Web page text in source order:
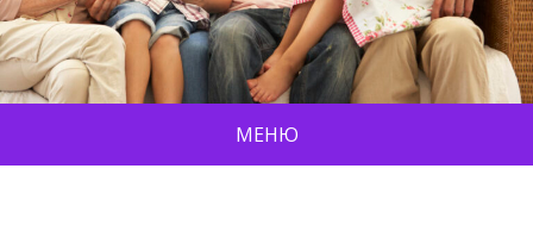
МЕНЮ